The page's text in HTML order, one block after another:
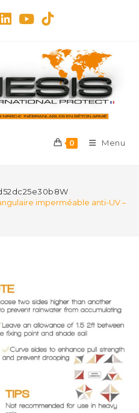
0 Menu
imperméable anti-UV –